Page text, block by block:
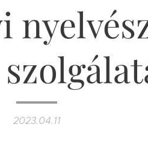
2023.04.11